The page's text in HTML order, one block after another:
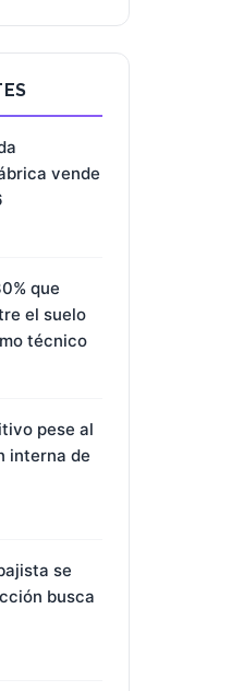
vende
que
el suelo
técnico
pese al
interna de
se
busca